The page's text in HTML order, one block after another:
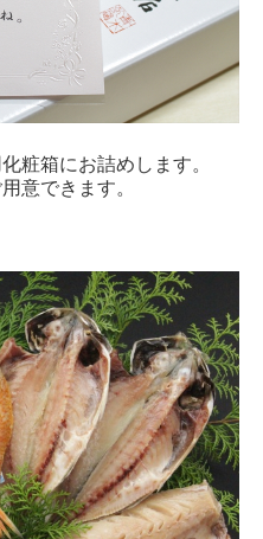
粧箱にお詰めします。
意できます。